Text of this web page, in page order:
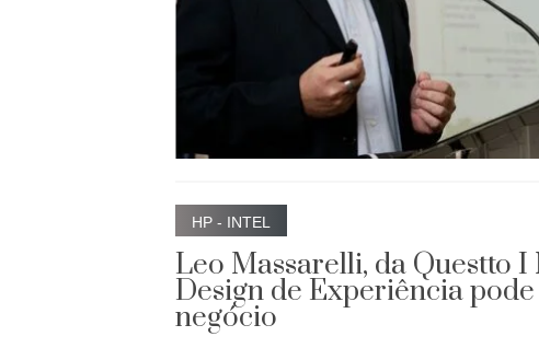
HP - INTEL
Leo Massarelli, da Questto I
Design de Experiência
negócio